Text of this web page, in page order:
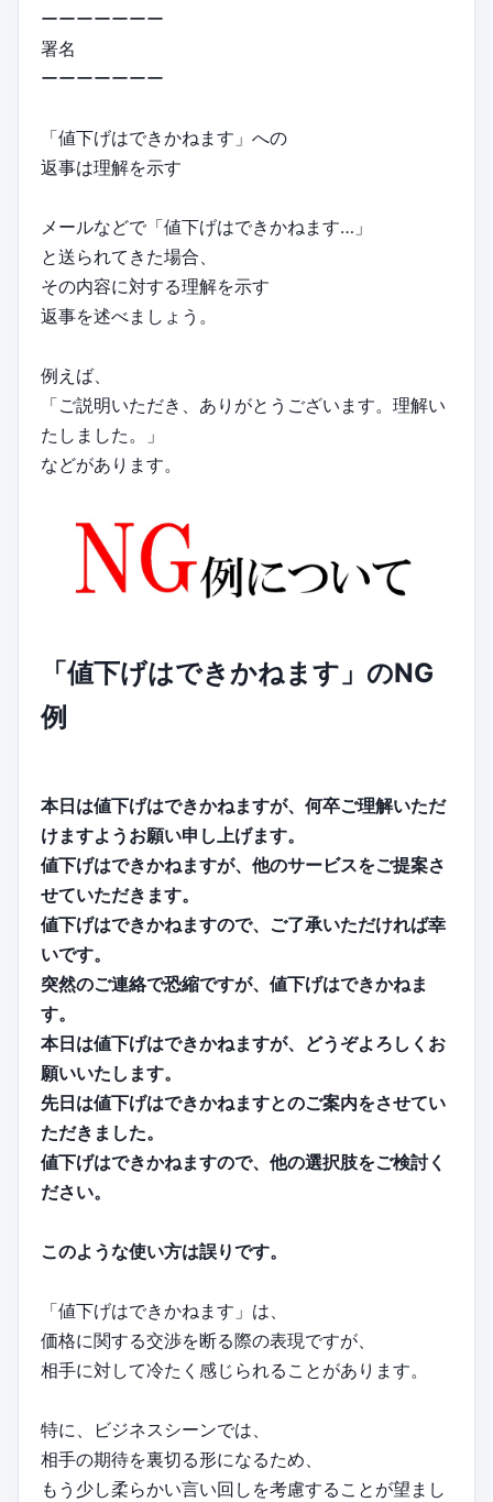
ーーーーーーー
署名
ーーーーーーー
「値下げはできかねます」への
返事は理解を示す
メールなどで「値下げはできかねます…」
と送られてきた場合、
その内容に対する理解を示す
返事を述べましょう。
例えば、
「ご説明いただき、ありがとうございます。理解い
たしました。」
などがあります。
「値下げはできかねます」のNG
例
本日は値下げはできかねますが、何卒ご理解いただ
けますようお願い申し上げます。
値下げはできかねますが、他のサービスをご提案さ
せていただきます。
値下げはできかねますので、ご了承いただければ幸
いです。
突然のご連絡で恐縮ですが、値下げはできかねま
す。
本日は値下げはできかねますが、どうぞよろしくお
願いいたします。
先日は値下げはできかねますとのご案内をさせてい
ただきました。
値下げはできかねますので、他の選択肢をご検討く
ださい。
このような使い方は誤りです。
「値下げはできかねます」は、
価格に関する交渉を断る際の表現ですが、
相手に対して冷たく感じられることがあります。
特に、ビジネスシーンでは、
相手の期待を裏切る形になるため、
もう少し柔らかい言い回しを考慮することが望まし